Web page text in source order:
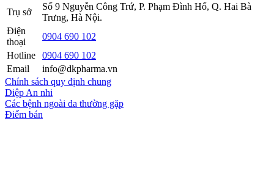
Trụ sở
Số 9 Nguyễn Công Trứ, P. Phạm Đình Hổ, Q. Hai Bà
Trưng, Hà Nội.
Điện
thoại
0904 690 102
Hotline
0904 690 102
Email
info@dkpharma.vn
Chính sách quy định chung
Diệp An nhi
Các bệnh ngoài da thường gặp
Điểm bán